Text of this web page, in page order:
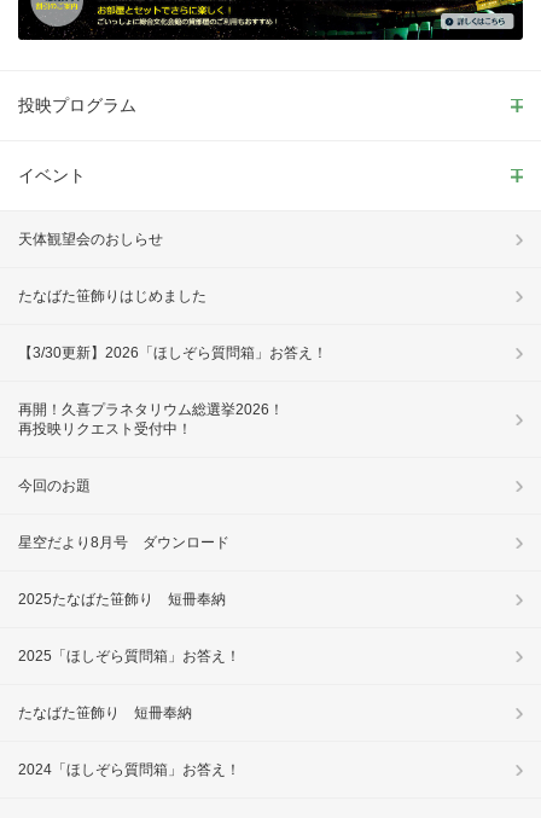
投映プログラム
イベント
天体観望会のおしらせ
たなばた笹飾りはじめました
【3/30更新】2026「ほしぞら質問箱」お答え！
再開！久喜プラネタリウム総選挙2026！
再投映リクエスト受付中！
今回のお題
星空だより8月号 ダウンロード
2025たなばた笹飾り 短冊奉納
2025「ほしぞら質問箱」お答え！
たなばた笹飾り 短冊奉納
2024「ほしぞら質問箱」お答え！